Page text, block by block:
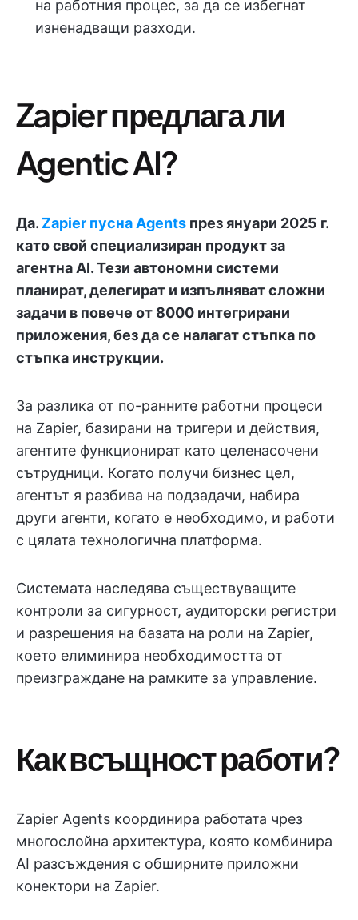
на работния процес, за да се избегнат
изненадващи разходи.
Zapier предлага ли
Agentic AI?
Да. Zapier пусна Agents през януари 2025 г.
като свой специализиран продукт за
агентна AI. Тези автономни системи
планират, делегират и изпълняват сложни
задачи в повече от 8000 интегрирани
приложения, без да се налагат стъпка по
стъпка инструкции.
За разлика от по-ранните работни процеси
на Zapier, базирани на тригери и действия,
агентите функционират като целенасочени
сътрудници. Когато получи бизнес цел,
агентът я разбива на подзадачи, набира
други агенти, когато е необходимо, и работи
с цялата технологична платформа.
Системата наследява съществуващите
контроли за сигурност, аудиторски регистри
и разрешения на базата на роли на Zapier,
което елиминира необходимостта от
преизграждане на рамките за управление.
Как всъщност работи?
Zapier Agents координира работата чрез
многослойна архитектура, която комбинира
AI разсъждения с обширните приложни
конектори на Zapier.